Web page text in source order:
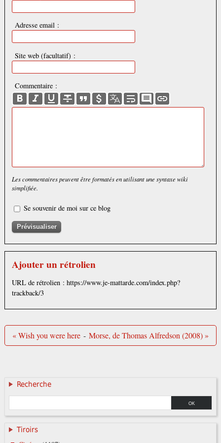
Adresse email :
Site web (facultatif) :
Commentaire :
Les commentaires peuvent être formatés en utilisant une syntaxe wiki
simplifiée.
Se souvenir de moi sur ce blog
Ajouter un rétrolien
URL de rétrolien : https://www.je-mattarde.com/index.php?
trackback/3
« Wish you were here - Morse, de Thomas Alfredson (2008) »
Recherche
Tiroirs